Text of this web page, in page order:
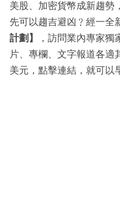
美股、加密貨幣成新趨勢
先可以趨吉避凶﹖經一全
計劃】
，訪問業內專家
片、專欄、文字報道各適
美元，點擊連結，就可以